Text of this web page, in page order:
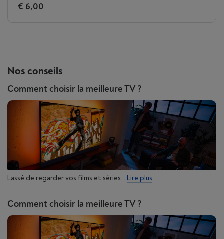
€ 6,00
Nos conseils
Comment choisir la meilleure TV ?
Lassé de regarder vos films et séries... Lire plus
Comment choisir la meilleure TV ?